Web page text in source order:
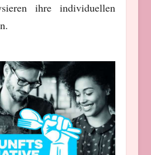
ihre individuellen